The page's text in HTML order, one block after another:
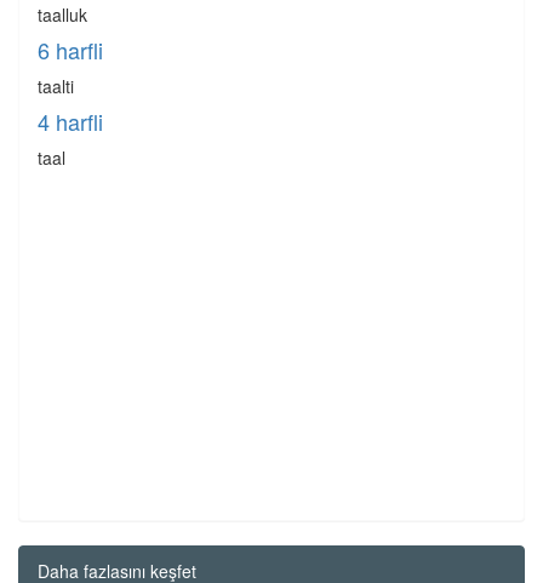
taalluk
6 harfli
taalti
4 harfli
taal
Daha fazlasını keşfet